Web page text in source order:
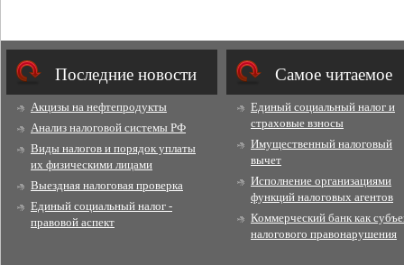
Последние новости
Акцизы на нефтепродукты
Анализ налоговой системы РФ
Виды налогов и порядок уплаты
их физическими лицами
Выездная налоговая проверка
Единый социальный налог -
правовой аспект
Cамое читаемое
Единый социальный налог и
страховые взносы
Имущественный налоговый
вычет
Исполнение организациями
функций налоговых агентов
Коммерческий банк как
налогового правонарушения